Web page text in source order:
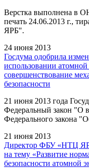
Верстка выполнена в
печать 24.06.2013 г.,
ЯРБ".
24 июня 2013
Госдума одобрила
использовании
совершенствование
безопасности
21 июня 2013 года
Федеральный закон "О
Федерального закона
21 июня 2013
Директор ФБУ «НТЦ
на тему «Развитие
безопасности атомной